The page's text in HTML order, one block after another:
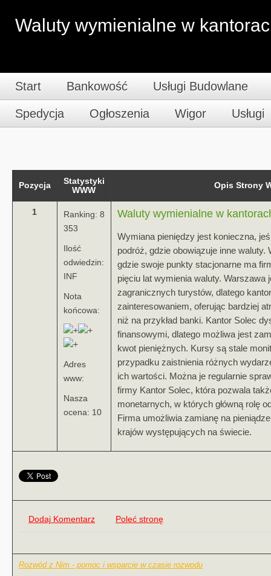
Waluty wymienialne w
Start Bankowość Usługi Budowlane
Spedycja Ogłoszenia Wigor Usługi
Pozycja
Statystyki
WWW
Opis Strony
1
Ranking: 8
353
Ilość
odwiedzin:
INF
Nota
końcowa:
Adres
www:
Nasza
ocena: 10
Waluty wymienialne w
Wymiana pieniędzy jest konieczna,
podróż, gdzie obowiązuje inne
gdzie swoje punkty stacjonarne ma
pięciu lat wymienia waluty.
zagranicznych turystów, dlatego
zainteresowaniem, oferując bardziej
niż na przykład banki. Kantor Solec
finansowymi, dlatego możliwa jest
kwot pieniężnych. Kursy są stale
przypadku zaistnienia różnych
ich wartości. Można je regularnie
firmy Kantor Solec, która pozwala
monetarnych, w których główną rolę
Firma umożliwia zamianę na
krajów występujących na świecie.
Dodaj Komentarz Poleć stronę
Rozwód z Nim - pomoc i wsparcie w czasie rozwodu